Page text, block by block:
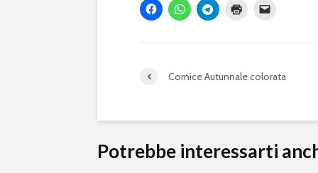
Cornice Autunnale colorata
Potrebbe interessarti